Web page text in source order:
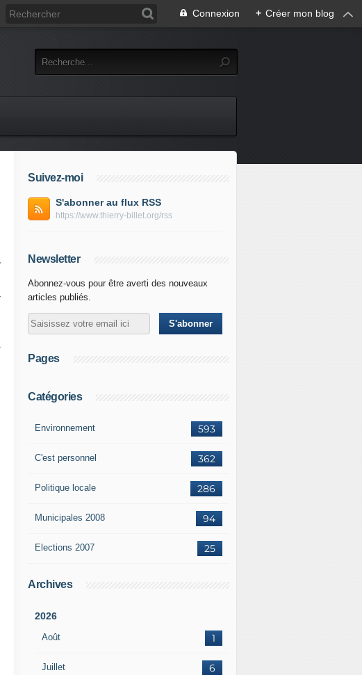
Connexion + Créer mon blog
Suivez-moi
S'abonner au flux RSS
https://www.thierry-billet.org/rss
Newsletter
Abonnez-vous pour être averti des nouveaux
articles publiés.
Pages
Catégories
593
Environnement
362
C'est personnel
286
Politique locale
94
Municipales 2008
25
Elections 2007
Archives
2026
Août 1
Juillet 6